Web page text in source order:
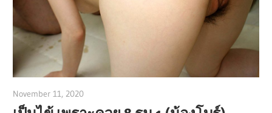
November 11, 2020